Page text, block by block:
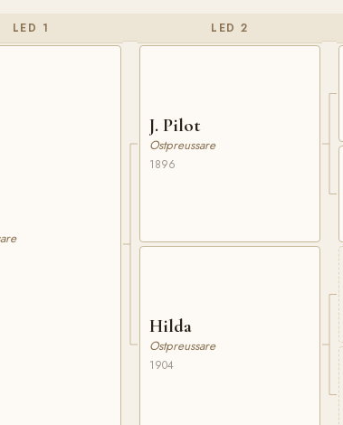
LED 1 LED 2
J. Pilot
Ostpreussare
1896
Hilda
Ostpreussare
1904